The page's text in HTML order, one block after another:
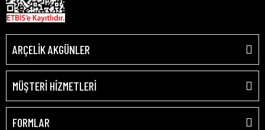
ARÇELİK AKGÜNLER
MÜŞTERİ HİZMETLERİ
FORMLAR